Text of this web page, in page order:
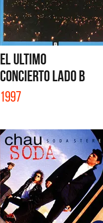
EL ULTIMO
CONCIERTO LADO B
1997